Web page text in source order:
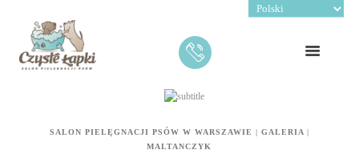
SALON PIELĘGNACJI PSÓW W WARSZAWIE | GALERIA|
MALTANCZYK